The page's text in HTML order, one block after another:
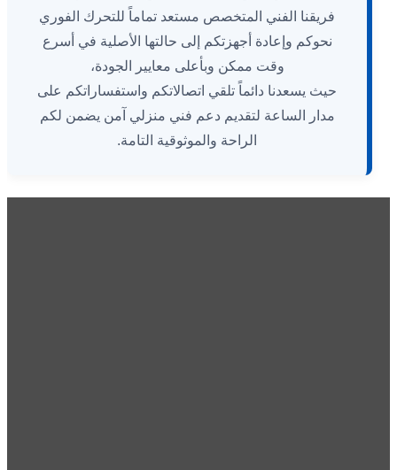
فريقنا الفني المتخصص مستعد تماماً للتحرك الفوري
نحوكم وإعادة أجهزتكم إلى حالتها الأصلية في أسرع
وقت ممكن وبأعلى معايير الجودة،
حيث يسعدنا دائماً تلقي اتصالاتكم واستفساراتكم على
مدار الساعة لتقديم دعم فني منزلي آمن يضمن لكم
الراحة والموثوقية التامة.